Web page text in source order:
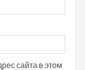
сайта в этом